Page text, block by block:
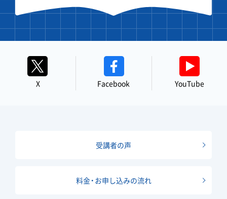
X Facebook YouTube
受講者の声
料金・お申し込みの流れ